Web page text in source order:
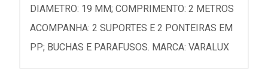
DIAMETRO: 19 MM; COMPRIMENTO: 2 METROS
ACOMPANHA: 2 SUPORTES E 2 PONTEIRAS EM
PP; BUCHAS E PARAFUSOS. MARCA: VARALUX